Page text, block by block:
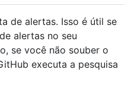
de alertas. Isso é útil se
alertas no seu
se você não souber o
executa a pesquisa